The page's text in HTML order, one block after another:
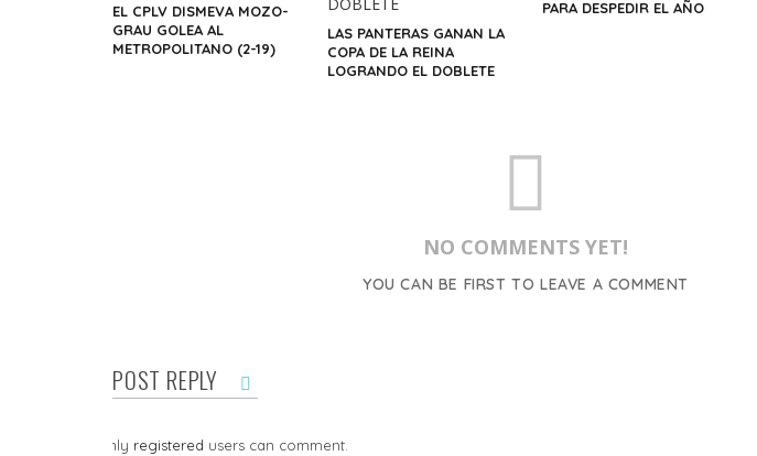
EL CPLV DISMEVA MOZO-
GRAU GOLEA AL
METROPOLITANO (2-19)
LAS PANTERAS GANAN LA
COPA DE LA REINA
LOGRANDO EL DOBLETE
PARA DESPEDIR EL AÑO
NO COMMENTS YET!
YOU CAN BE FIRST TO LEAVE A COMMENT
POST REPLY
Only registered users can comment.